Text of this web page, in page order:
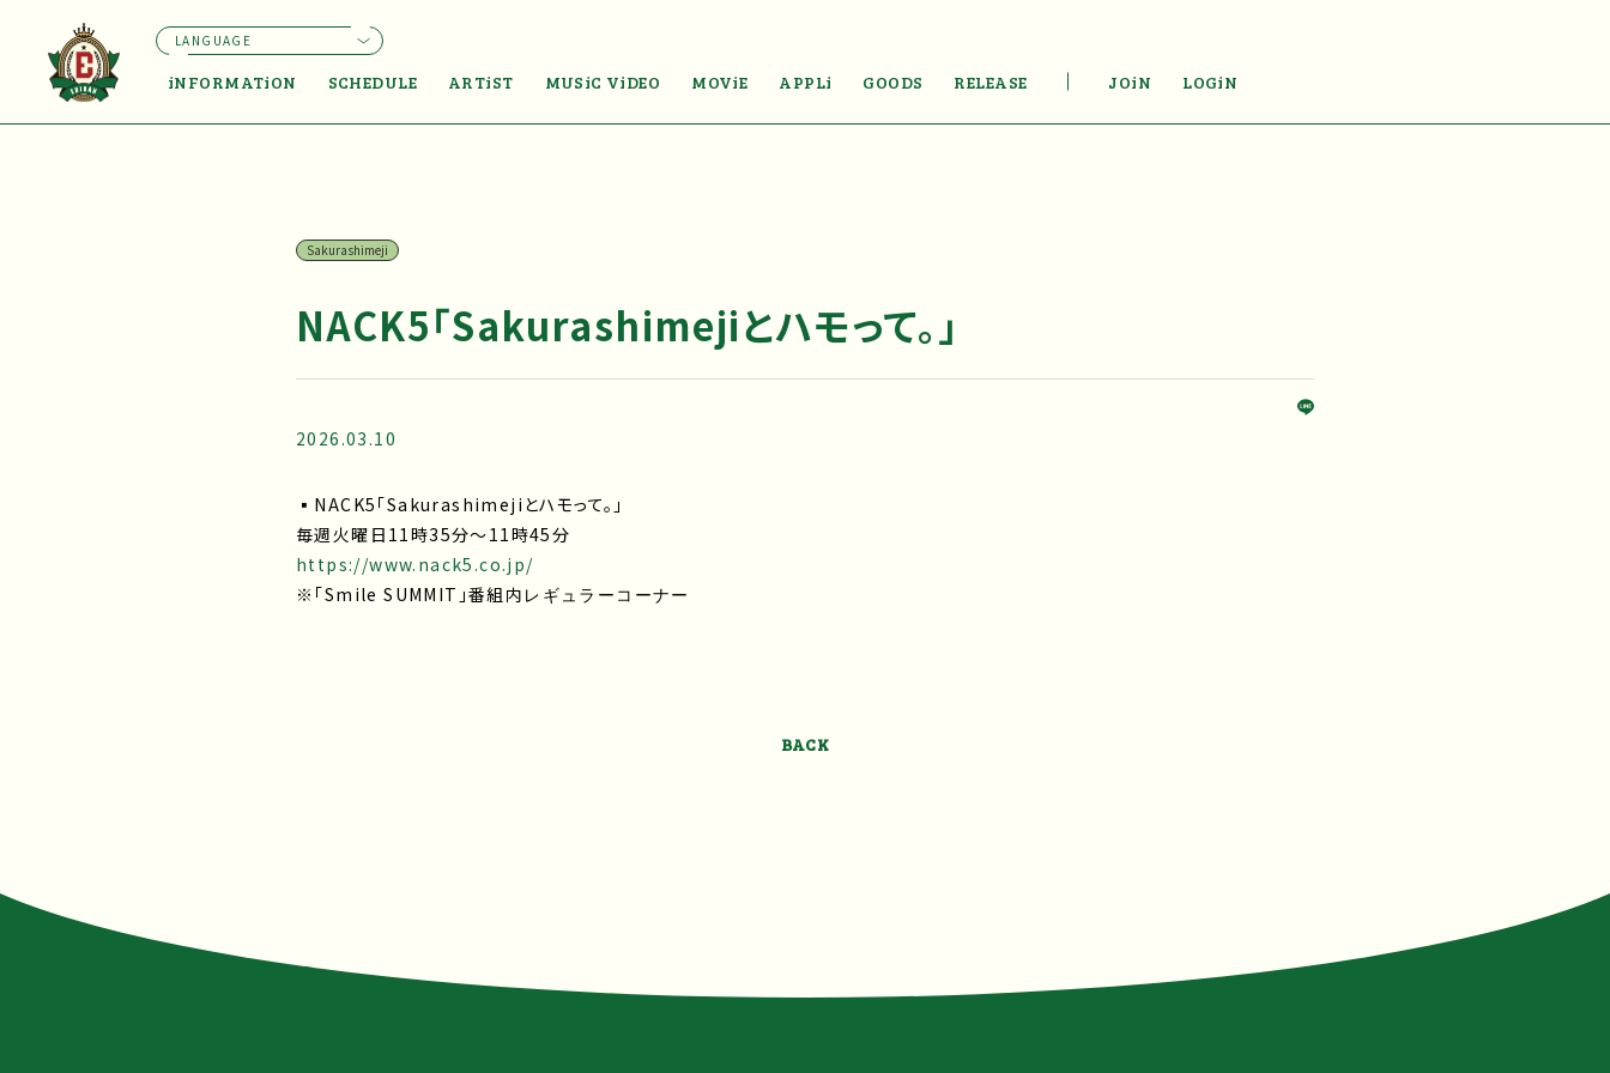
iNFORMATiON SCHEDULE ARTiST MUSiC ViDEO MOViE APPLi GOODS RELEASE JOiN LOGiN
LANGUAGE
Sakurashimeji
NACK5「Sakurashimejiとハモって。」
2026.03.10
▪NACK5「Sakurashimejiとハモって。」
毎週火曜日11時35分～11時45分
https://www.nack5.co.jp/
※「Smile SUMMIT」番組内 レギュラーコーナー
BACK